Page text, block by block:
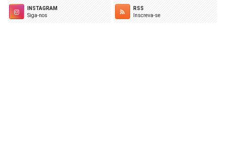
INSTAGRAM
Siga-nos
RSS
Inscreva-se